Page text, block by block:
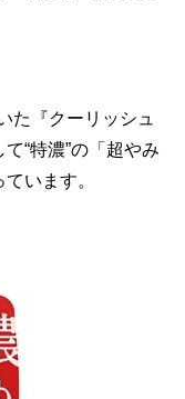
た『クーリッシュ
“特濃”の「超やみ
います。